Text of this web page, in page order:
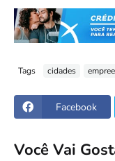
Tags cidades
Facebook
Você Vai